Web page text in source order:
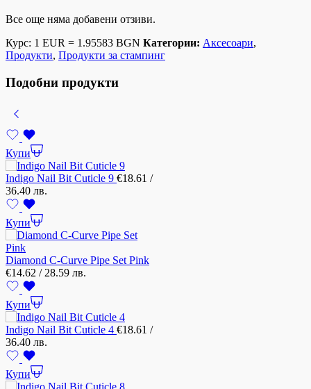
Все още няма добавени отзиви.
Курс: 1 EUR = 1.95583 BGN Категории: Аксесоари,
Продукти, Продукти за стампинг
Подобни продукти
Купи
Indigo Nail Bit Cuticle 9 €18.61 /
36.40 лв.
Купи
Diamond C-Curve Pipe Set Pink
€14.62 / 28.59 лв.
Купи
Indigo Nail Bit Cuticle 4 €18.61 /
36.40 лв.
Купи